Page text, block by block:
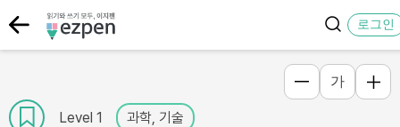
로그인
Level 1 과학, 기술
가